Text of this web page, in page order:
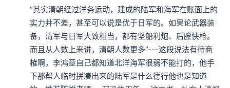
岛、大东群岛等群岛，居住人口以世居于此的琉球族为主。现今为日本
领土，当中萨南群岛属鹿儿岛县管辖，其余隶属冲绳县。
本集编辑：大壹
“其实清朝经过洋务运动，建成的陆军和海军在账面上的
实力并不差，甚至可以说是优于日军的。如果论武器装
备，清军与日军大致相当，都有坚船利炮、后膛快枪。
而且从人数上来讲，清朝人数更多”---这段说法有待商
榷啊，李鸿章自己都知道北洋海军很弱不能打的，他手
下那帮人临时拼凑出来的陆军是什么德行他也是知道